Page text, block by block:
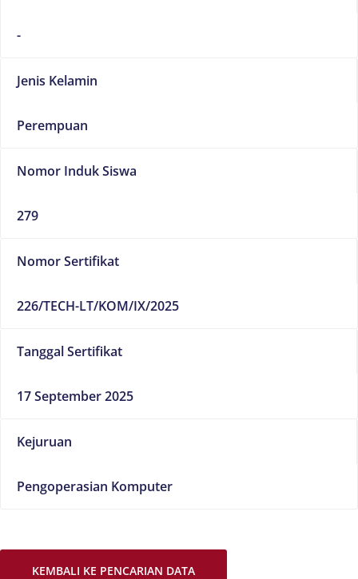
-
Jenis Kelamin
Perempuan
Nomor Induk Siswa
279
Nomor Sertifikat
226/TECH-LT/KOM/IX/2025
Tanggal Sertifikat
17 September 2025
Kejuruan
Pengoperasian Komputer
KEMBALI KE PENCARIAN DATA